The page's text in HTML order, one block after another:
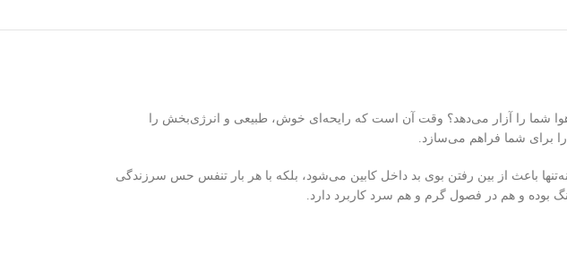
هوا شما را آزار می‌دهد؟ وقت آن است که رایحه‌ای خوش، طبیعی و انرژی‌بخش را
را برای شما فراهم می‌سازد.
باعث از بین رفتن بوی بد داخل کابین می‌شود، بلکه با هر بار تنفس حس سرزندگی
بوده و هم در فصول گرم و هم سرد کاربرد دارد.